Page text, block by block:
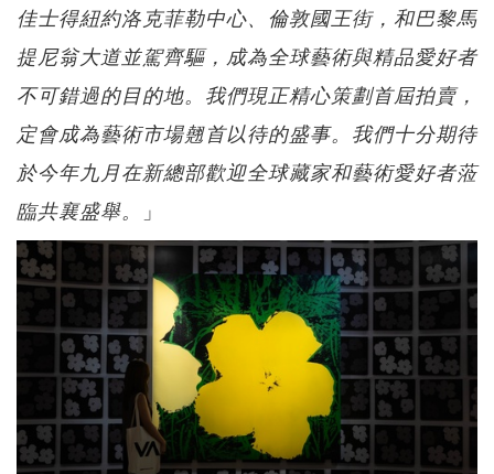
佳士得紐約洛克菲勒中心、倫敦國王街，和巴黎馬
提尼翁大道並駕齊驅，成為全球藝術與精品愛好者
不可錯過的目的地。我們現正精心策劃首屆拍賣，
定會成為藝術市場翹首以待的盛事。我們十分期待
於今年九月在新總部歡迎全球藏家和藝術愛好者蒞
臨共襄盛舉。
」